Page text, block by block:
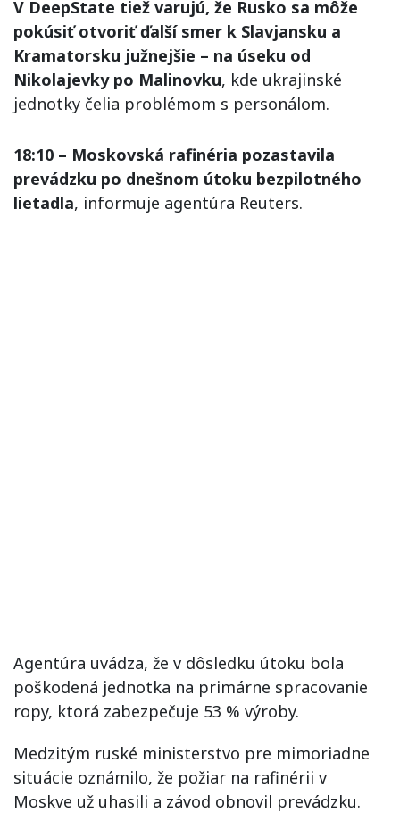
V DeepState tiež varujú, že Rusko sa môže
pokúsiť otvoriť ďalší smer k Slavjansku a
Kramatorsku južnejšie – na úseku od
Nikolajevky po Malinovku, kde ukrajinské
jednotky čelia problémom s personálom.
18:10 – Moskovská rafinéria pozastavila
prevádzku po dnešnom útoku bezpilotného
lietadla, informuje agentúra Reuters.
Agentúra uvádza, že v dôsledku útoku bola
poškodená jednotka na primárne spracovanie
ropy, ktorá zabezpečuje 53 % výroby.
Medzitým ruské ministerstvo pre mimoriadne
situácie oznámilo, že požiar na rafinérii v
Moskve už uhasili a závod obnovil prevádzku.